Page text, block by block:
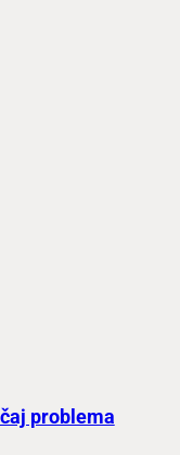
problema